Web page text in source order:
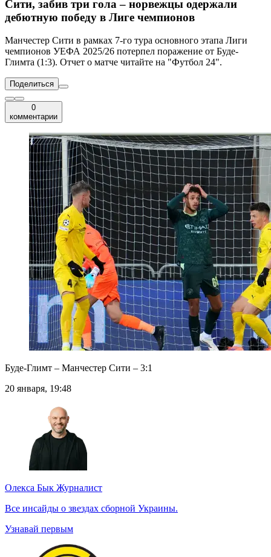
Сити, забив три гола – норвежцы одержали
дебютную победу в Лиге чемпионов
Манчестер Сити в рамках 7-го тура основного этапа Лиги
чемпионов УЕФА 2025/26 потерпел поражение от Буде-
Глимта (1:3). Отчет о матче читайте на "Футбол 24".
Поделиться
0
комментарии
Буде-Глимт – Манчестер Сити – 3:1
20 января, 19:48
Олекса Бык Журналист
Все инсайды о звездах сборной Украины.
Узнавай первым